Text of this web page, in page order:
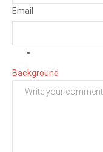
Email
Background